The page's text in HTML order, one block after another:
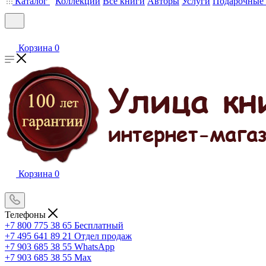
Корзина 0
Корзина 0
Телефоны
+7 800 775 38 65 Бесплатный
+7 495 641 89 21 Отдел продаж
+7 903 685 38 55 WhatsApp
+7 903 685 38 55 Max